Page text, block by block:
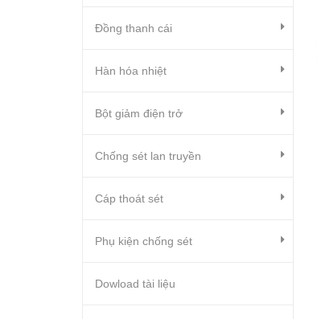
Đồng thanh cái
Hàn hóa nhiệt
Bột giảm điện trở
Chống sét lan truyền
Cáp thoát sét
Phụ kiện chống sét
Dowload tài liệu